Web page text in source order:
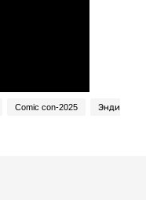
Comic con-2025 Энди